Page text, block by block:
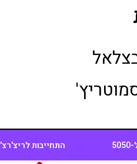
התחייבות לריצ'רצ'